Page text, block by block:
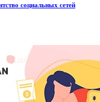
социальных сетей